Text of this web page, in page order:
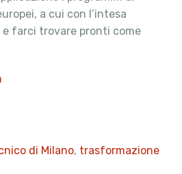
a cui con l’intesa
farci trovare pronti come
di Milano, trasformazione